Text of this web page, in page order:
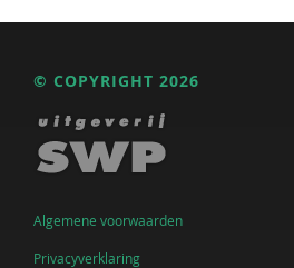
© COPYRIGHT 2026
Algemene voorwaarden
Privacyverklaring